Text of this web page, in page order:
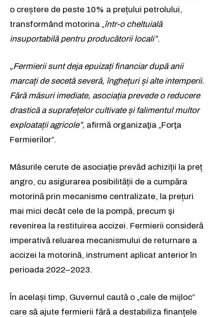
o creștere de peste 10% a prețului petrolului,
transformând motorina „într-o cheltuială
insuportabilă pentru producătorii locali”.
„Fermierii sunt deja epuizați financiar după anii
marcați de secetă severă, înghețuri și alte intemperii.
Fără măsuri imediate, asociația prevede o reducere
drastică a suprafețelor cultivate și falimentul multor
exploatații agricole”, afirmă organizaţia „Forţa
Fermierilor”.
Măsurile cerute de asociație prevăd achiziții la preț
angro, cu asigurarea posibilității de a cumpăra
motorină prin mecanisme centralizate, la prețuri
mai mici decât cele de la pompă, precum şi
revenirea la restituirea accizei. Fermierii consideră
imperativă reluarea mecanismului de returnare a
accizei la motorină, instrument aplicat anterior în
perioada 2022–2023.
În același timp, Guvernul caută o „cale de mijloc”
care să ajute fermierii fără a destabiliza finanțele